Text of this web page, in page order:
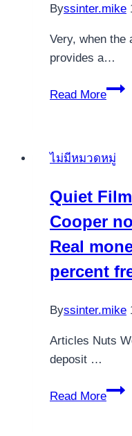
Byssinter.mike
Very, when the
provides a…
Read More
10
10
Play
Lord
of
ไม่มีหมวดหมู่
Quiet
Cooper
Real
percent
Byssinter.mike
Articles Nuts
deposit …
Read More
Quiet